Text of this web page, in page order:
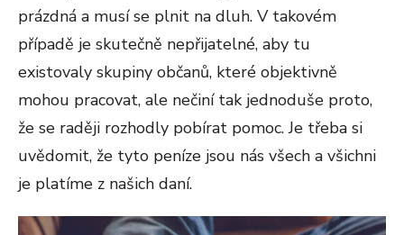
prázdná a musí se plnit na dluh. V takovém
případě je skutečně nepřijatelné, aby tu
existovaly skupiny občanů, které objektivně
mohou pracovat, ale nečiní tak jednoduše proto,
že se raději rozhodly pobírat pomoc. Je třeba si
uvědomit, že tyto peníze jsou nás všech a všichni
je platíme z našich daní.